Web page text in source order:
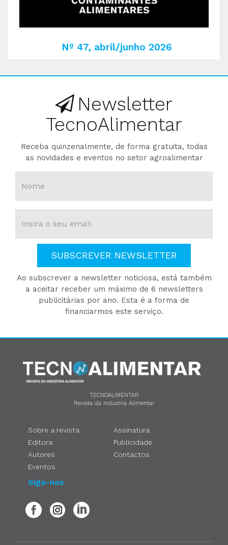
Nº 47, abril/junho 2026
Newsletter
TecnoAlimentar
Receba quinzenalmente, de forma gratuita, todas
as novidades e eventos no setor agroalimentar
SUBSCREVER NEWSLETTER
Ao subscrever a newsletter noticiosa, está também
a aceitar receber um máximo de 6 newsletters
publicitárias por ano. Esta é a forma de
financiarmos este serviço.
TECNOALIMENTAR
Revista da Indústria Alimentar
Sobre a revista
Editora
Autores
Eventos
Assinatura
Publicidade
Contactos
Siga-nos